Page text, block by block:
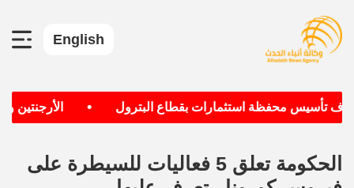
English
تأسيس محفظة استثمارات بقطاع البترول الأرجنتين
الحكومة تعلق 5 فعاليات للسيطرة على